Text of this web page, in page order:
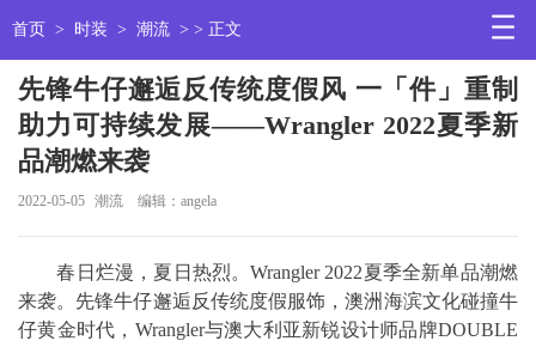
首页 > 时装 > 潮流 > > 正文
先锋牛仔邂逅反传统度假风 一「件」重制
助力可持续发展——Wrangler 2022夏季新
品潮燃来袭
2022-05-05 潮流 编辑：angela
春日烂漫，夏日热烈。Wrangler 2022夏季全新单品潮燃
来袭。先锋牛仔邂逅反传统度假服饰，澳洲海滨文化碰撞牛
仔黄金时代，Wrangler与澳大利亚新锐设计师品牌DOUBLE